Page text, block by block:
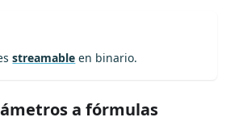
streamable en binario.
a fórmulas